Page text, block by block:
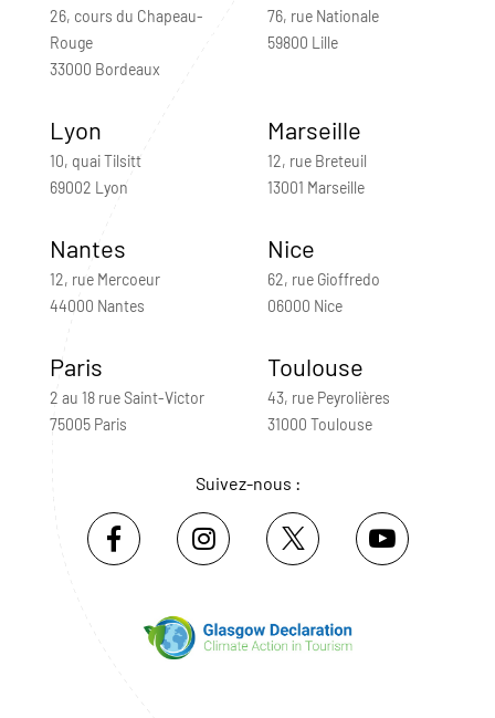
26, cours du Chapeau-
Rouge
33000 Bordeaux
76, rue Nationale
59800 Lille
Lyon
10, quai Tilsitt
69002 Lyon
Marseille
12, rue Breteuil
13001 Marseille
Nantes
12, rue Mercoeur
44000 Nantes
Nice
62, rue Gioffredo
06000 Nice
Paris
2 au 18 rue Saint-Victor
75005 Paris
Toulouse
43, rue Peyrolières
31000 Toulouse
Suivez-nous :